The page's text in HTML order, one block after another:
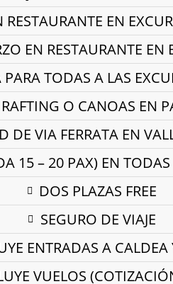
EN
EN RESTAURANTE EN
TODAS A LAS
O CANOAS EN
DE VIA FERRATA EN
15 – 20 PAX) EN
DOS PLAZAS FREE
SEGURO DE VIAJE
ENTRADAS A
VUELOS